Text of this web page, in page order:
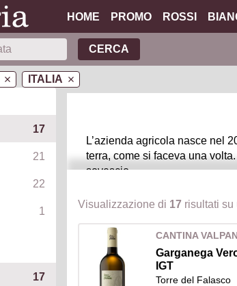
HOME PROMO ROSSI
CERCA
ITALIA
17
21
22
1
17
L’azienda agricola nasce nel
terra, come si faceva una
sovescio.
Nel cuore della Valpolicella,
apprezzare il terroir di una
Recioto rappresentano il
Virgo Moron: nomi della
Visualizzazione di 17 risultati su
CANTINA
Garganega
IGT
Torre del Falasco